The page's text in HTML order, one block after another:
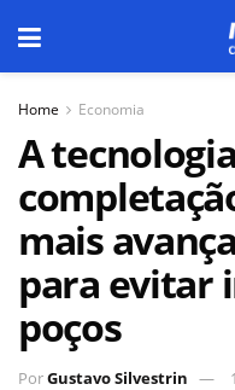
Home Economia
A
mais
para evitar
poços
PorGustavo Silvestrin